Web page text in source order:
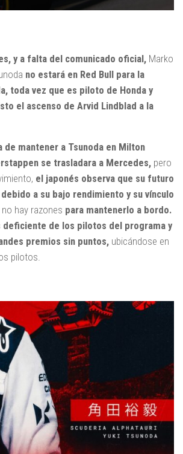
y a falta del comunicado oficial, Marko
no estará en Red Bull para la
toda vez que es piloto de Honda y
el ascenso de Arvid Lindblad a la
de mantener a Tsunoda en Milton
se trasladara a Mercedes, pero
el japonés observa que su futuro
a su bajo rendimiento y su vínculo
hay razones para mantenerlo a bordo.
deficiente de los pilotos del programa y
premios sin puntos, ubicándose en
pilotos.